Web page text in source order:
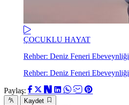
ÇOCUKLU HAYAT
Rehber: Deniz Feneri Ebeveynliği
Rehber: Deniz Feneri Ebeveynliği
Paylaş:
Kaydet